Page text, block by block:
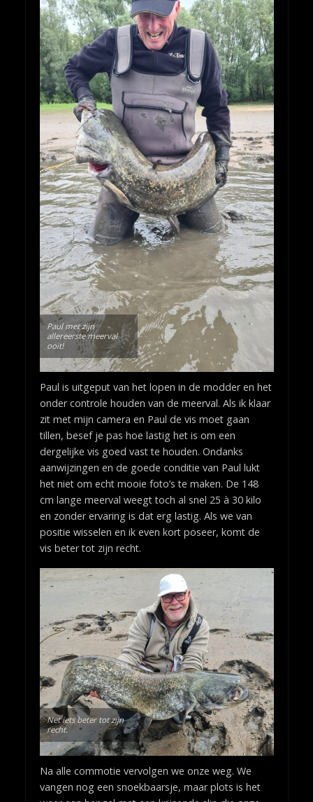
Paul met zijn
allereerste meerval
ooit!
Paul is uitgeput van het lopen in de modder en het
onder controle houden van de meerval. Als ik klaar
zit met mijn camera en Paul de vis moet gaan
tillen, besef je pas hoe lastig het is om een
dergelijke vis goed vast te houden. Ondanks
aanwijzingen en de goede conditie van Paul lukt
het niet om echt mooie foto’s te maken. De 148
cm lange meerval weegt toch al snel 25 à 30 kilo
en zonder ervaring is dat erg lastig. Als we van
positie wisselen en ik even kort poseer, komt de
vis beter tot zijn recht.
Net iets beter tot zijn
recht.
Na alle commotie vervolgen we onze weg. We
vangen nog een snoekbaarsje, maar plots is het